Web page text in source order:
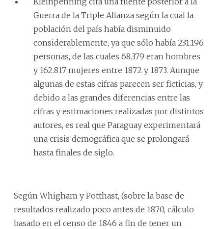
Guerra de la Triple Alianza según la cual la
población del país había disminuido
considerablemente, ya que sólo había 231.196
personas, de las cuales 68.379 eran hombres
y 162.817 mujeres entre 1872 y 1873. Aunque
algunas de estas cifras parecen ser ficticias, y
debido a las grandes diferencias entre las
cifras y estimaciones realizadas por distintos
autores, es real que Paraguay experimentará
una crisis demográfica que se prolongará
hasta finales de siglo.
Según Whigham y Potthast, (sobre la base de
resultados realizado poco antes de 1870, cálculo
basado en el censo de 1846 a fin de tener un